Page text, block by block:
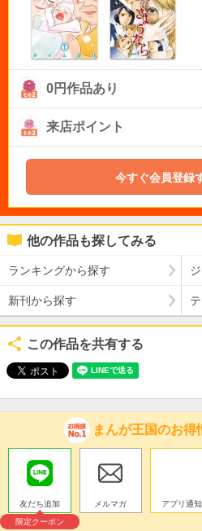
0円作品あり
来店ポイント
今すぐ会員登録
他の作品も探してみる
ランキングから探す
新刊から探す
この作品を共有する
まんが王国のお得
友だち追加
限定クーポン
メルマガ アプリ通知